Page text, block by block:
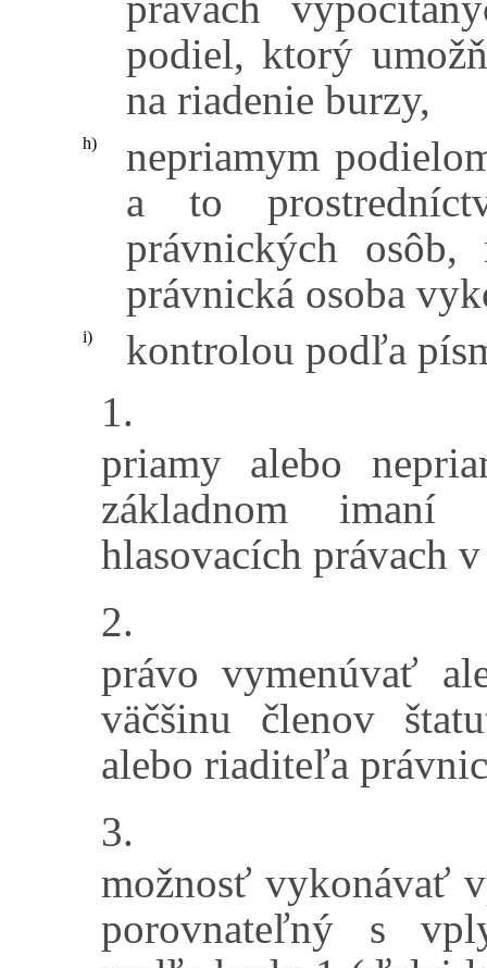
podiel, ktorý
na riadenie burzy,
h)
nepriamym
a to
právnických
právnická osoba
i)
kontrolou podľa
1.
priamy alebo
základnom
hlasovacích právach
2.
právo vymenúvať
väčšinu členov
alebo riaditeľa
3.
možnosť vykonávať
porovnateľný s